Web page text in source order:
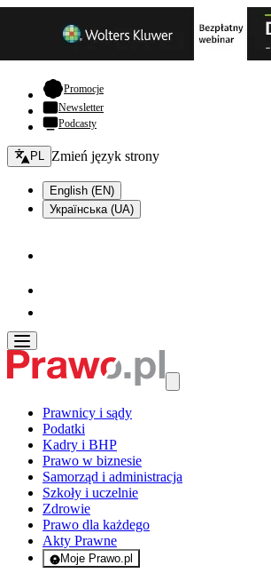
Promocje- otwiera się w nowej karcie
Newsletter
Podcasty
Zmień język - bieżący:
PL Zmień język strony
English (EN)
Українська (UA)
Prawnicy i sądy
Podatki
Kadry i BHP
Prawo w biznesie
Samorząd i administracja
Szkoły i uczelnie
Zdrowie
Prawo dla każdego
Akty Prawne
Moje Prawo.pl
- rejestracja i logowanie do serwisu